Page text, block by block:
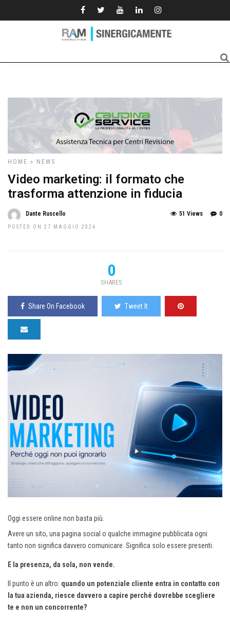
HOME » NEWS
Video marketing: il formato che
trasforma attenzione in fiducia
Dante Ruscello
POSTED ON 27 MAGGIO 2026
0
51 Views
0
SHARES
Share On Facebook Tweet It
Oggi essere online non basta più.
Avere un sito, una pagina social o qualche immagine pubblicata ogni
tanto non significa davvero comunicare. Significa solo essere presenti.
E la presenza, da sola, non vende.
Il punto è un altro: quando un potenziale cliente entra in contatto con
la tua azienda, riesce davvero a capire perché dovrebbe scegliere
te e non un concorrente?